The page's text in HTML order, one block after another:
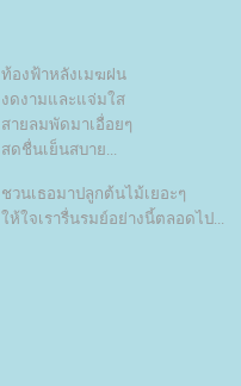
ท้องฟ้าหลังเมฆฝน
งดงามและแจ่มใส
สายลมพัดมาเอื่อยๆ
สดชื่นเย็นสบาย...
ชวนเธอมาปลูกต้นไม้เยอะๆ
ห้ใจเรารื่นรมย์อย่างนี้ตลอดไป...